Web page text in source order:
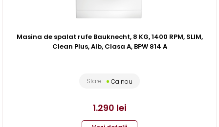
Masina de spalat rufe Bauknecht, 8 KG, 1400 RPM, SLIM,
Clean Plus, Alb, Clasa A, BPW 814 A
Stare: Ca nou
1.290 lei